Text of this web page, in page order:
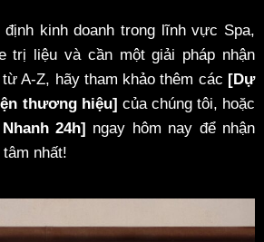
kinh doanh trong lĩnh vực Spa,
trị liệu và cần một giải pháp nhận
A-Z, hãy tham khảo thêm các [Dự
thương hiệu] của chúng tôi, hoặc
24h] ngay hôm nay để nhận
nhất!